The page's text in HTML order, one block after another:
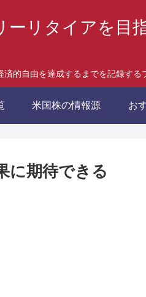
ーリタイアを目
的自由を達成するまでを記録する
米国株の情報源 お
に期待できる